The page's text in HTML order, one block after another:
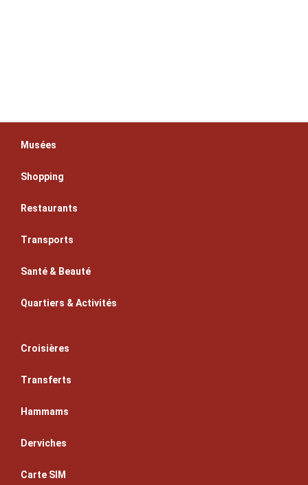
Musées
Shopping
Restaurants
Transports
Santé & Beauté
Quartiers & Activités
Croisières
Transferts
Hammams
Derviches
Carte SIM